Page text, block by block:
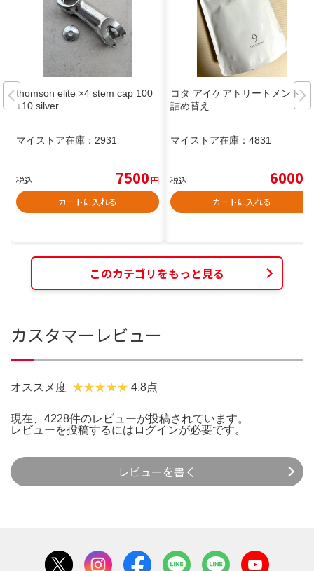
thomson elite ×4 stem cap 100
±10 silver
マイストア在庫： 2931
税込 7500円
カートに入れる
コタ アイケアトリートメント 9
詰め替え
マイストア在庫： 4831
税込 6000
カートに入れる
このカテゴリをもっと見る
カスタマーレビュー
オススメ度 4.8点
現在、4228件のレビューが投稿されています。
レビューを投稿するには ログインが必要です。
レビューを書く